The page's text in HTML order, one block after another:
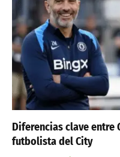
Diferencias clave entre
futbolista del City